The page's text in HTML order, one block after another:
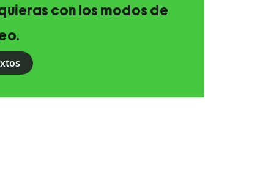
con los modos de